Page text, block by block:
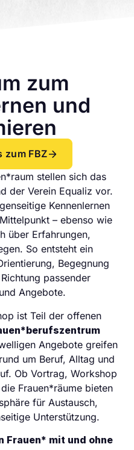
zum
und
zum FBZ
stellen sich das
der Verein Equaliz vor.
Kennenlernen
– ebenso wie
über Erfahrungen,
So entsteht ein
Begegnung
passender
Angebote.
ist Teil der offenen
Angebote greifen
um Beruf, Alltag und
Ob Vortrag, Workshop
Frauen*räume bieten
für Austausch,
Unterstützung.
Frauen* mit und ohne